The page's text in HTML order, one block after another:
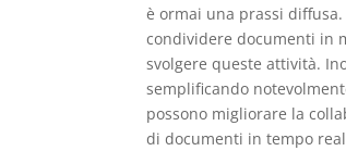
è ormai una prassi
condividere documenti in
svolgere queste attività.
semplificando
possono migliorare la
di documenti in tempo